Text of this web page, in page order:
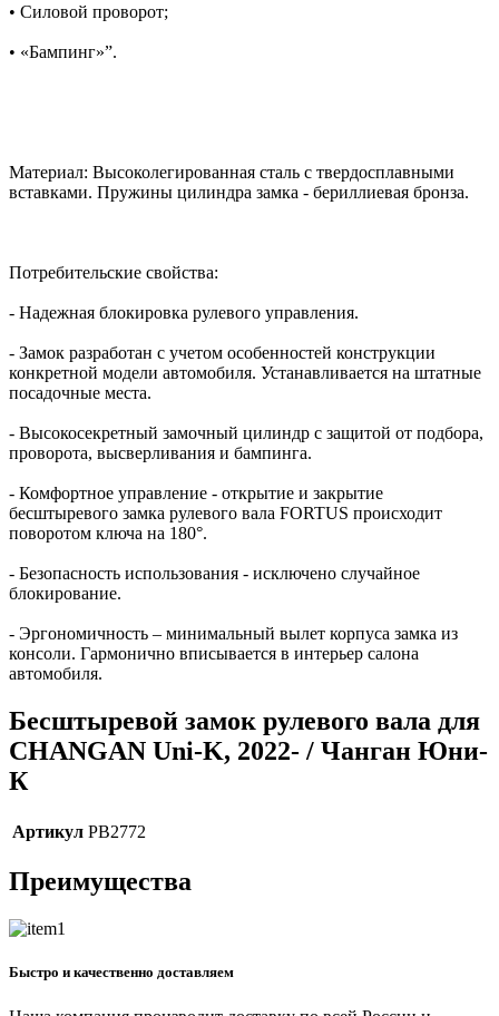
• Силовой проворот;
• «Бампинг»”.
Материал: Высоколегированная сталь с твердосплавными
вставками. Пружины цилиндра замка - бериллиевая бронза.
Потребительские свойства:
- Надежная блокировка рулевого управления.
- Замок разработан с учетом особенностей конструкции
конкретной модели автомобиля. Устанавливается на штатные
посадочные места.
- Высокосекретный замочный цилиндр с защитой от подбора,
проворота, высверливания и бампинга.
- Комфортное управление - открытие и закрытие
бесштыревого замка рулевого вала FORTUS происходит
поворотом ключа на 180°.
- Безопасность использования - исключено случайное
блокирование.
- Эргономичность – минимальный вылет корпуса замка из
консоли. Гармонично вписывается в интерьер салона
автомобиля.
Бесштыревой замок рулевого вала для
CHANGAN Uni-K, 2022- / Чанган Юни-
К
Артикул PB2772
Преимущества
Быстро и качественно доставляем